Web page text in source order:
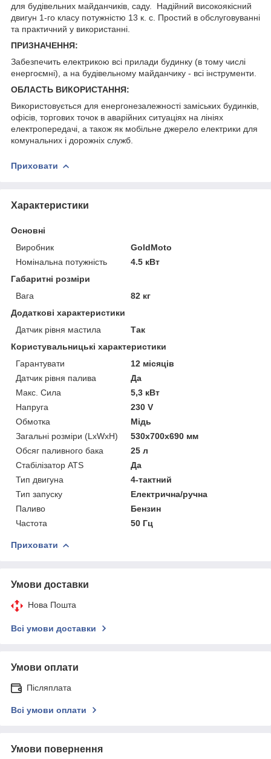
для будівельних майданчиків, саду.
Надійний високоякісний
двигун 1-го класу потужністю 13 к. с. Простий в обслуговуванні
та практичний у використанні.
ПРИЗНАЧЕННЯ:
Забезпечить електрикою всі прилади будинку (в тому числі
енергоємні), а на будівельному майданчику - всі інструменти.
ОБЛАСТЬ ВИКОРИСТАННЯ:
Використовується для енергонезалежності заміських будинків,
офісів, торгових точок в аварійних ситуаціях на лініях
електропередачі, а також як мобільне джерело електрики для
комунальних і дорожніх служб.
Приховати
Характеристики
Основні
Виробник
GoldMoto
Номінальна потужність
4.5 кВт
Габаритні розміри
Вага
82 кг
Додаткові характеристики
Датчик рівня мастила
Так
Користувальницькі характеристики
Гарантувати
12 місяців
Датчик рівня палива
Да
Макс. Сила
5,3 кВт
Напруга
230 V
Обмотка
Мідь
Загальні розміри (LxWxH)
530х700х690 мм
Обсяг паливного бака
25 л
Стабілізатор ATS
Да
Тип двигуна
4-тактний
Тип запуску
Електрична/ручна
Паливо
Бензин
Частота
50 Гц
Приховати
Умови доставки
Нова Пошта
Всі умови доставки
Умови оплати
Післяплата
Всі умови оплати
Умови повернення